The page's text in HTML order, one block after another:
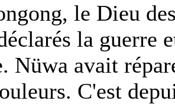
le Dieu
la guerre
Nüwa avait
C'est